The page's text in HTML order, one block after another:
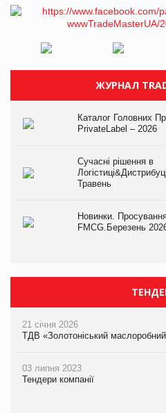
ЖУРНАЛ
Каталог Головних
PrivateLabel – 2026
Сучасні рішення в
Травень
Новинки.
FMCG.Березень
21 січня 2026
ТДВ «Золотоніський маслоробний
03 липня 2023
Тендери компанії